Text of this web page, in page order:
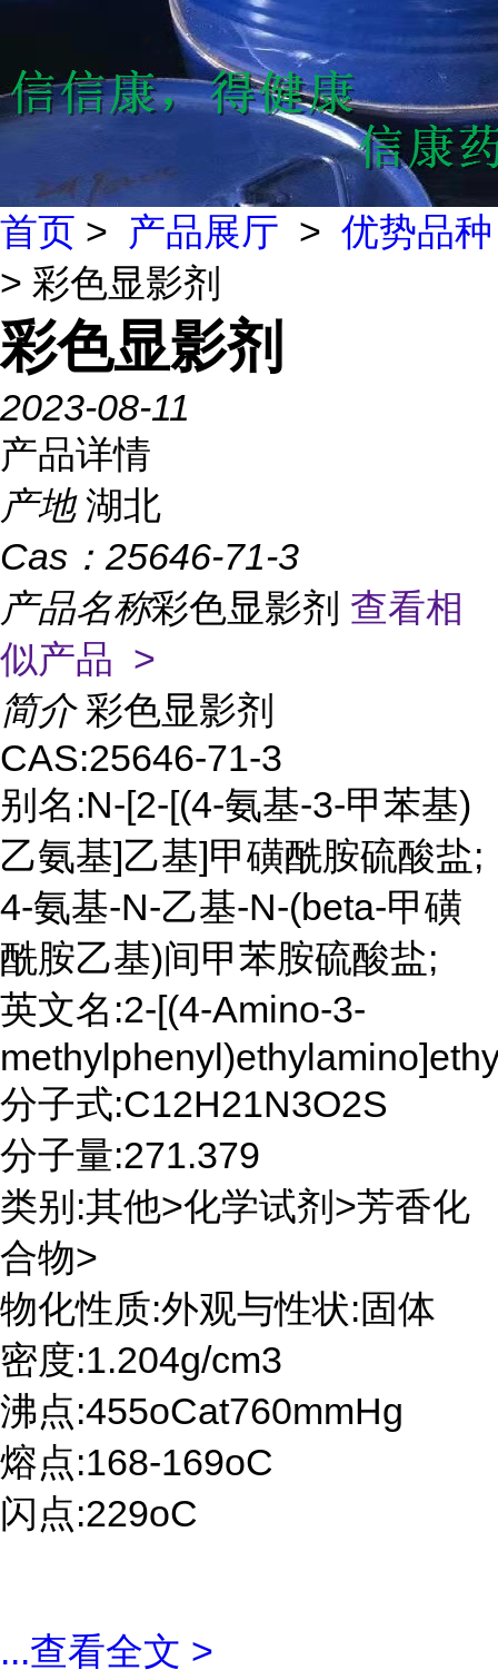
首页 > 产品展厅 > 优势品种
> 彩色显影剂
彩色显影剂
2023-08-11
产品详情
产地 湖北
Cas： 25646-71-3
产品名称彩色显影剂 查看相
似产品 >
简介 彩色显影剂
CAS:25646-71-3
别名:N-[2-[(4-氨基-3-甲苯基)
乙氨基]乙基]甲磺酰胺硫酸盐;
4-氨基-N-乙基-N-(beta-甲磺
酰胺乙基)间甲苯胺硫酸盐;
英文名:2-[(4-Amino-3-
分子式:C12H21N3O2S
分子量:271.379
类别:其他>化学试剂>芳香化
合物>
物化性质:外观与性状:固体
密度:1.204g/cm3
沸点:455oCat760mmHg
熔点:168-169oC
闪点:229oC
...查看全文 >